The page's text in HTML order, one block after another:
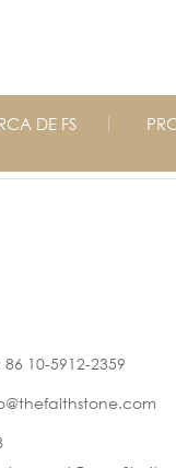
DE FS
10-5912-2359